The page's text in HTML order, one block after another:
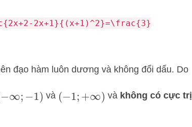
2x+1}{(x+1)^2}=\frac{3}
đạo hàm luôn dương và không đổi dấu. Do
−∞;− 1) và (−1;+∞) và không có cực trị